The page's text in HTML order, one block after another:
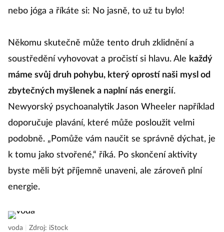
nebo jóga a říkáte si: No jasně, to už tu bylo!
Někomu skutečně může tento druh zklidnění a
soustředění vyhovovat a pročistí si hlavu. Ale každý
máme svůj druh pohybu, který oprostí naši mysl od
zbytečných myšlenek a naplní nás energií.
Newyorský psychoanalytik Jason Wheeler například
doporučuje plavání, které může posloužit velmi
podobně. „Pomůže vám naučit se správně dýchat, je
k tomu jako stvořené,“ říká. Po skončení aktivity
byste měli být příjemně unaveni, ale zároveň plní
energie.
voda Zdroj: iStock